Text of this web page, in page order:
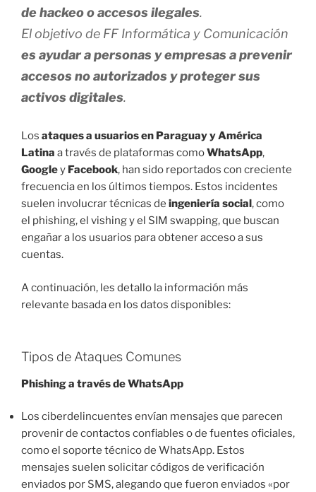
de hackeo o accesos ilegales.
El objetivo de FF Informática y Comunicación
es ayudar a personas y empresas a prevenir
accesos no autorizados y proteger sus
activos digitales.
Los ataques a usuarios en Paraguay y América
Latina a través de plataformas comoWhatsApp,
Googley Facebook, han sido reportados con creciente
frecuencia en los últimos tiempos. Estos incidentes
suelen involucrar técnicas de ingeniería social , como
el phishing, el vishing y el SIM swapping, que buscan
engañar a los usuarios para obtener acceso a sus
cuentas.
A continuación, les detallo la información más
relevante basada en los datos disponibles:
Tipos de Ataques Comunes
Phishing a través de WhatsApp
Los ciberdelincuentes envían mensajes que parecen
provenir de contactos confiables o de fuentes oficiales,
como el soporte técnico de WhatsApp. Estos
mensajes suelen solicitar códigos de verificación
enviados por SMS, alegando que fueron enviados «por